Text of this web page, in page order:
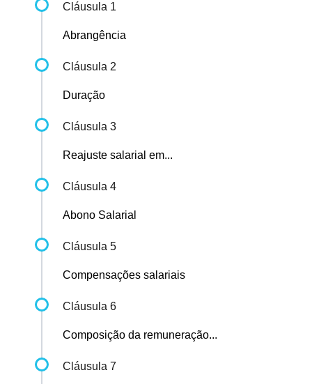
Cláusula 1
Abrangência
Cláusula 2
Duração
Cláusula 3
Reajuste salarial em...
Cláusula 4
Abono Salarial
Cláusula 5
Compensações salariais
Cláusula 6
Composição da remuneração...
Cláusula 7